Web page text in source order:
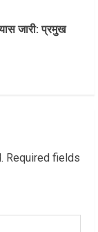
जारी: प्रमुख
Required fields